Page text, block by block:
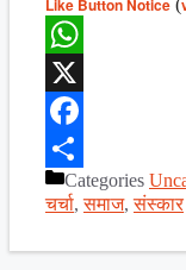
Like Button Notice (
WhatsApp
X
Facebook
ShareCategories
चर्चा,समाज,संस्कार